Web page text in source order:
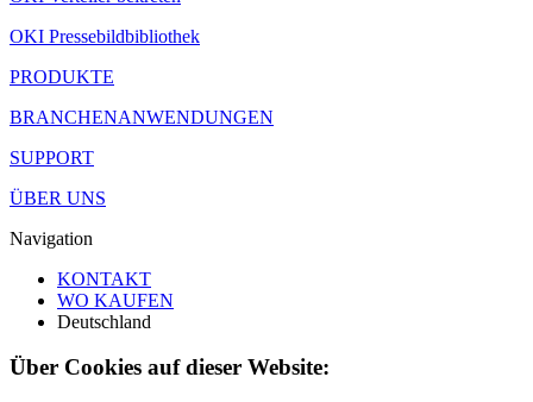
OKI Pressebildbibliothek
PRODUKTE
BRANCHENANWENDUNGEN
SUPPORT
ÜBER UNS
Navigation
KONTAKT
WO KAUFEN
Deutschland
Über Cookies auf dieser Website: